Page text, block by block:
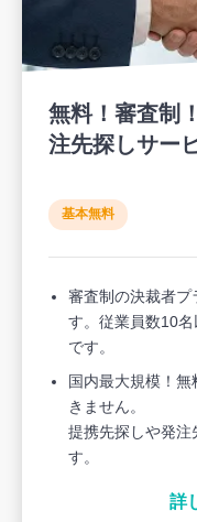
無料！審査制
注先探しサー
基本無料
審査制の決裁者プ
す。従業員数10
です。
国内最大規模！
きません。
提携先探しや発注
す。
詳